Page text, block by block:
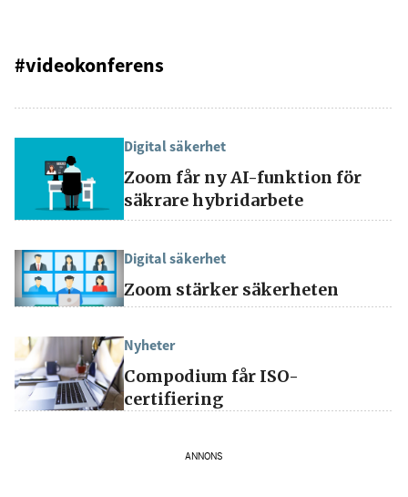
#videokonferens
Digital säkerhet
Zoom får ny AI-funktion för
säkrare hybridarbete
Digital säkerhet
Zoom stärker säkerheten
Nyheter
Compodium får ISO-
certifiering
ANNONS